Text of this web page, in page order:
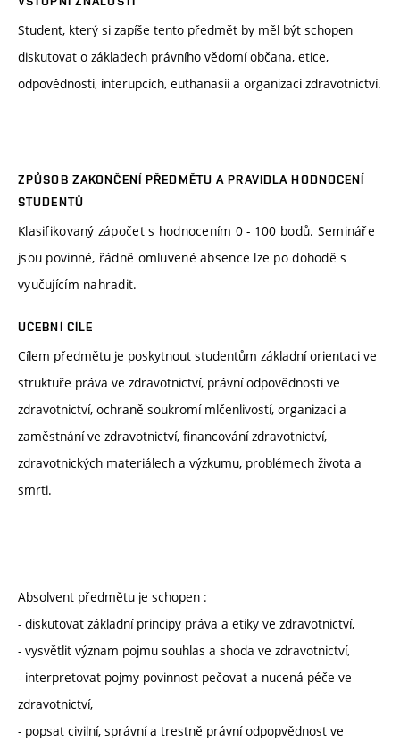
Student, který si zapíše tento předmět by měl být schopen
diskutovat o základech právního vědomí občana, etice,
odpovědnosti, interupcích, euthanasii a organizaci zdravotnictví.
ZPŮSOB ZAKONČENÍ PŘEDMĚTU A PRAVIDLA HODNOCENÍ
STUDENTŮ
Klasifikovaný zápočet s hodnocením 0 - 100 bodů. Semináře
jsou povinné, řádně omluvené absence lze po dohodě s
vyučujícím nahradit.
UČEBNÍ CÍLE
Cílem předmětu je poskytnout studentům základní orientaci ve
struktuře práva ve zdravotnictví, právní odpovědnosti ve
zdravotnictví, ochraně soukromí mlčenlivostí, organizaci a
zaměstnání ve zdravotnictví, financování zdravotnictví,
zdravotnických materiálech a výzkumu, problémech života a
smrti.
Absolvent předmětu je schopen :
- diskutovat základní principy práva a etiky ve zdravotnictví,
- vysvětlit význam pojmu souhlas a shoda ve zdravotnictví,
- interpretovat pojmy povinnost pečovat a nucená péče ve
zdravotnictví,
- popsat civilní, správní a trestně právní odpopvědnost ve